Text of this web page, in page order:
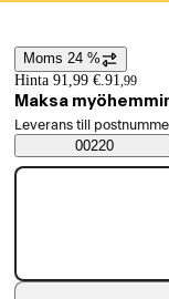
Prisinformation
Moms 24 %
Hinta 91,99 €.91,99
Maksa
Välj beställningssätt
Leverans till
00220